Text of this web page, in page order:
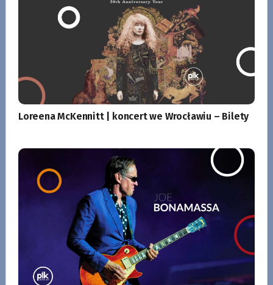
Loreena McKennitt | koncert we Wrocławiu – Bilety